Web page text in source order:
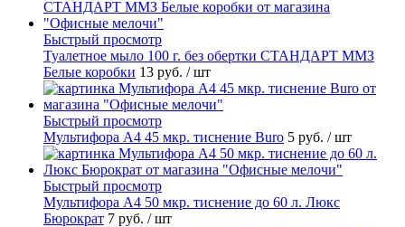
Быстрый просмотр
Туалетное мыло 100 г. без обертки СТАНДАРТ ММЗ
Белые коробки 13 руб. / шт
Быстрый просмотр
Мультифора А4 45 мкр. тиснение Buro 5 руб. / шт
Быстрый просмотр
Мультифора А4 50 мкр. тиснение до 60 л. Люкс
Бюрократ 7 руб. / шт